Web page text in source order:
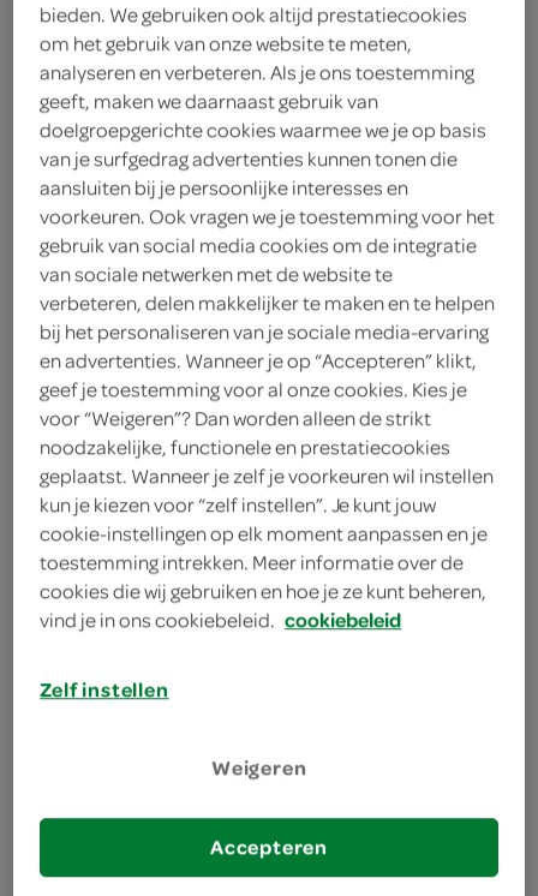
mini cakejes chocolade
smaak
2.
29
150 Gram
Let op: aanbiedingen zijn niet zichtbaar bij de
producten, maar worden wél automatisch
verwerkt in de winkelmand.
Cakeje met 10% cacaofantasie en 4%
inhoud en gewicht
bieden. We gebruiken ook altijd prestatiecookies
om het gebruik van onze website te meten,
analyseren en verbeteren. Als je ons toestemming
geeft, maken we daarnaast gebruik van
doelgroepgerichte cookies waarmee we je op basis
van je surfgedrag advertenties kunnen tonen die
aansluiten bij je persoonlijke interesses en
voorkeuren. Ook vragen we je toestemming voor het
gebruik van social media cookies om de integratie
van sociale netwerken met de website te
verbeteren, delen makkelijker te maken en te helpen
bij het personaliseren van je sociale media-ervaring
en advertenties. Wanneer je op “Accepteren” klikt,
geef je toestemming voor al onze cookies. Kies je
voor “Weigeren”? Dan worden alleen de strikt
noodzakelijke, functionele en prestatiecookies
geplaatst. Wanneer je zelf je voorkeuren wil instellen
kun je kiezen voor “zelf instellen”. Je kunt jouw
cookie-instellingen op elk moment aanpassen en je
toestemming intrekken. Meer informatie over de
cookies die wij gebruiken en hoe je ze kunt beheren,
vind je in ons cookiebeleid. cookiebeleid
Zelf instellen
Weigeren
Accepteren